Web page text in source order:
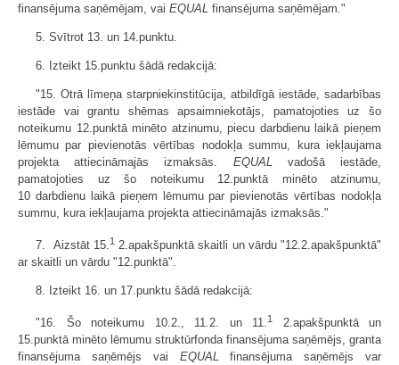
finansējuma saņēmējam, vai EQUAL finansējuma saņēmējam."
5. Svītrot 13. un 14.punktu.
6. Izteikt 15.punktu šādā redakcijā:
"15. Otrā līmeņa starpniekinstitūcija, atbildīgā iestāde, sadarbības
iestāde vai grantu shēmas apsaimniekotājs, pamatojoties uz šo
noteikumu 12.punktā minēto atzinumu, piecu darbdienu laikā pieņem
lēmumu par pievienotās vērtības nodokļa summu, kura iekļaujama
projekta attiecināmajās izmaksās. EQUAL
vadošā iestāde,
pamatojoties uz šo noteikumu 12.punktā minēto atzinumu,
10 darbdienu laikā pieņem lēmumu par pievienotās vērtības nodokļa
summu, kura iekļaujama projekta attiecināmajās izmaksās."
7. Aizstāt 15. 12.apakšpunktā skaitli un vārdu "12.2.apakšpunktā"
ar skaitli un vārdu "12.punktā".
8. Izteikt 16. un 17.punktu šādā redakcijā:
"16. Šo noteikumu 10.2., 11.2. un 11.1
2.apakšpunktā un
15.punktā minēto lēmumu struktūrfonda finansējuma saņēmējs, granta
finansējuma saņēmējs vai EQUALfinansējuma saņēmējs var